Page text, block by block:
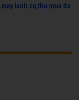
,may lanh cu,thu mua do